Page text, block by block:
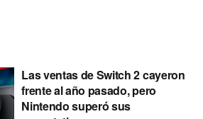
Las ventas de Switch 2 cayeron
frente al año pasado, pero
Nintendo superó sus